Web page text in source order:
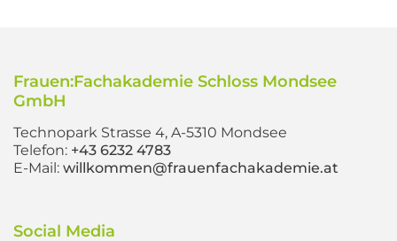
Frauen:Fachakademie Schloss Mondsee
GmbH
Technopark Strasse 4, A-5310 Mondsee
Telefon: +43 6232 4783
E-Mail: willkommen@frauenfachakademie.at
Social Media